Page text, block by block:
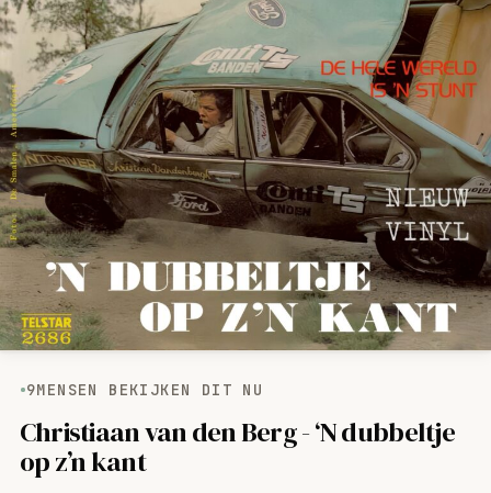
9MENSEN BEKIJKEN DIT NU
Christiaan van den Berg - ‘N dubbeltje
op z’n kant